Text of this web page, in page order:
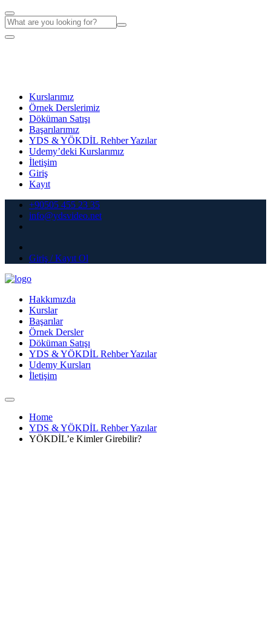
Kurslarımız
Örnek Derslerimiz
Döküman Satışı
Başarılarımız
YDS & YÖKDİL Rehber Yazılar
Udemy’deki Kurslarımız
İletişim
Giriş
Kayıt
+90505 455 23 35
info@ydsvideo.net
Giriş / Kayıt Ol
Hakkımızda
Kurslar
Başarılar
Örnek Dersler
Döküman Satışı
YDS & YÖKDİL Rehber Yazılar
Udemy Kursları
İletişim
Home
YDS & YÖKDİL Rehber Yazılar
YÖKDİL’e Kimler Girebilir?